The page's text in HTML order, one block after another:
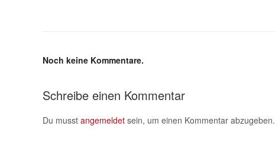
Noch keine Kommentare.
Schreibe einen Kommentar
Du musst angemeldet sein, um einen Kommentar abzugeben.